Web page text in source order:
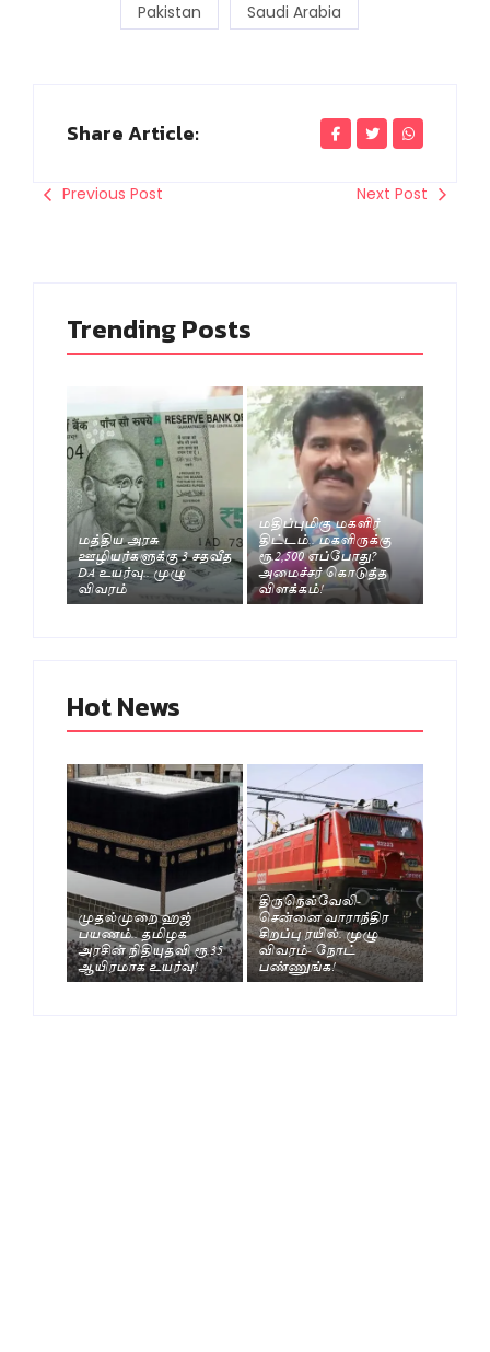
Pakistan Saudi Arabia
Share Article:
Previous Post Next Post
Trending Posts
மத்திய அரசு
ஊழியர்களுக்கு 3 சதவீத
DA உயர்வு.. முழு
விவரம்
மதிப்புமிகு மகளிர்
திட்டம்.. மகளிருக்கு
ரூ.2,500 எப்போது?
அமைச்சர் கொடுத்த
விளக்கம்!
Hot News
முதல்முறை ஹஜ்
பயணம்.. தமிழக
அரசின் நிதியுதவி ரூ.35
ஆயிரமாக உயர்வு!
திருநெல்வேலி-
சென்னை வாராந்திர
சிறப்பு ரயில். முழு
விவரம்- நோட்
பண்ணுங்க!